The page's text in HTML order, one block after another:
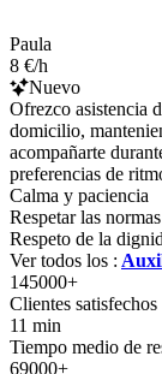
Paula
8 €/h
Nuevo
Ofrezco asistencia
domicilio,
acompañarte
preferencias de
Calma y paciencia
Respetar las normas
Respeto de la
Ver todos los :
145000+
Clientes satisfechos
11 min
Tiempo medio de
69000+